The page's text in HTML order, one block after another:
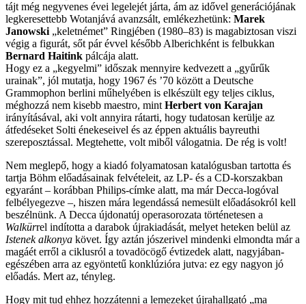
tájt még negyvenes évei legelejét járta, ám az idővel generációjának
legkeresettebb Wotanjává avanzsált, emlékezhetünk: Marek
Janowski„keletnémet” Ringjében (1980–83) is magabiztosan viszi
végig a figurát, sőt pár évvel később Alberichként is felbukkan
Bernard Haitink pálcája alatt.
Hogy ez a „kegyelmi” időszak mennyire kedvezett a „gyűrűk
urainak”, jól mutatja, hogy 1967 és ’70 között a Deutsche
Grammophon berlini műhelyében is elkészült egy teljes ciklus,
méghozzá nem kisebb maestro, mintHerbert von Karajan
irányításával, aki volt annyira rátarti, hogy tudatosan kerülje az
átfedéseket Solti énekeseivel és az éppen aktuális bayreuthi
szereposztással. Megtehette, volt miből válogatnia. De rég is volt!
Nem meglepő, hogy a kiadó folyamatosan katalógusban tartotta és
tartja Böhm előadásainak felvételeit, az LP- és a CD-korszakban
egyaránt – korábban Philips-címke alatt, ma már Decca-logóval
felbélyegezve –, hiszen mára legendássá nemesült előadásokról kell
beszélnünk. A Decca újdonatúj operasorozata történetesen a
Walkürrel indította a darabok újrakiadását, melyet heteken belül az
Istenek alkonya követ. Így aztán jószerivel mindenki elmondta már a
magáét erről a ciklusról a tovadöcögő évtizedek alatt, nagyjában-
egészében arra az egyöntetű konklúzióra jutva: ez egy nagyon jó
előadás. Mert az, tényleg.
Hogy mit tud ehhez hozzátenni a lemezeket újrahallgató „ma